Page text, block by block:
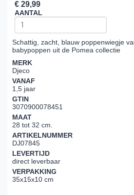
€ 29,99
AANTAL
Schattig, zacht, blauw poppenwiegje
babypoppen uit de Pomea collectie
MERK
Djeco
VANAF
1,5 jaar
GTIN
3070900078451
MAAT
28 tot 32 cm.
ARTIKELNUMMER
DJ07845
LEVERTIJD
direct leverbaar
VERPAKKING
35x15x10 cm